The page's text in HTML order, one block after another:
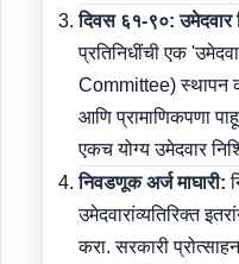
दिवस ६१-९०: उमेदवार
प्रतिनिधींची एक
Committee) स्थापन
आणि प्रामाणिकपणा
एकच योग्य उमेदवार
निवडणूक अर्ज माघारी:
उमेदवारांव्यतिरिक्त
करा. सरकारी